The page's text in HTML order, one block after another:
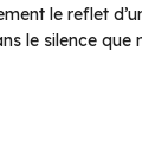
le reflet
le silence que